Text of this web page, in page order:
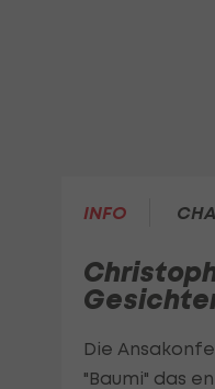
INFO
Die
"Baumi" das